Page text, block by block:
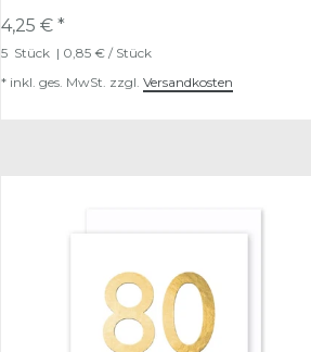
4,25 € *
5 Stück | 0,85 € / Stück
* inkl. ges. MwSt. zzgl. Versandkosten